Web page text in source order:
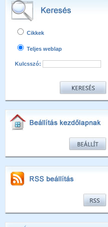
Cikkek
Teljes weblap
Kulcsszó: